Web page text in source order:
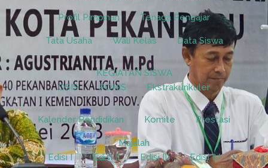
Profil Pimpinan Tenaga Pengajar
Tata Usaha Wali Kelas Data Siswa
KEGIATAN SISWA
OSIS
ROHIS Ekstrakurikuler
Kalender Pendidikan Komite Prestasi
Majalah
Edisi I
Edisi II Edisi III Edisi IV